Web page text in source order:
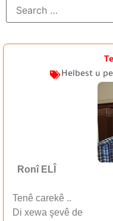
Helbest u
Ronî ELÎ
Tenê carekê ..
Di xewa şevê de